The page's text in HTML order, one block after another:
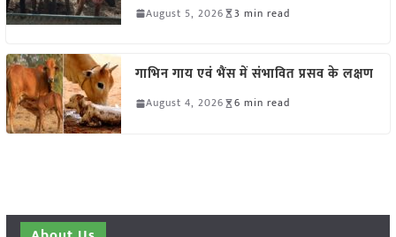
August 5, 2026 3 min read
गाभिन गाय एवं भैंस में संभावित प्रसव के लक्षण
August 4, 2026 6 min read